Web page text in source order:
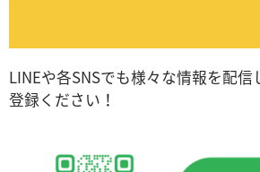
LINEや各SNSでも様々な情報を配信
登録ください！